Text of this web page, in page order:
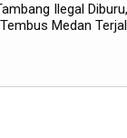
Ilegal
Medan